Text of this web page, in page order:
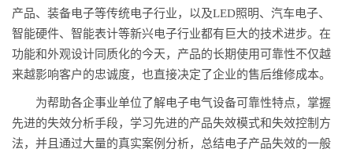
产品、装备电子等传统电子行业，以及LED照明、汽车电子、
智能硬件、智能表计等新兴电子行业都有巨大的技术进步。在
功能和外观设计同质化的今天，产品的长期使用可靠性不仅越
来越影响客户的忠诚度，也直接决定了企业的售后维修成本。
为帮助各企事业单位了解电子电气设备可靠性特点，掌握
先进的失效分析手段，学习先进的产品失效模式和失效控制方
法，并且通过大量的真实案例分析，总结电子产品失效的一般